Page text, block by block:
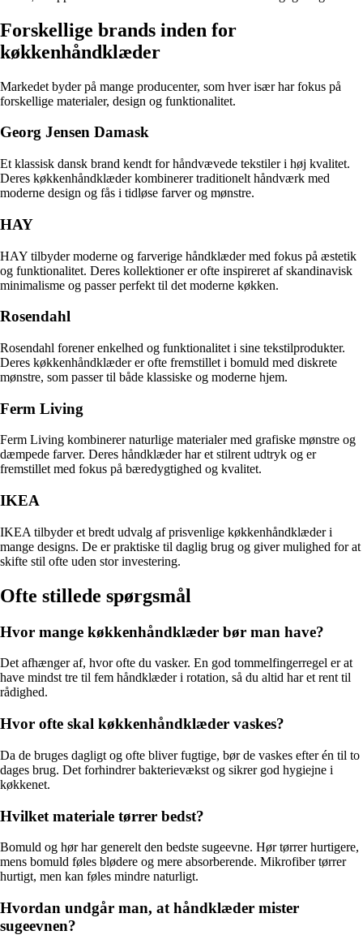
Forskellige brands inden for
køkkenhåndklæder
Markedet byder på mange producenter, som hver især har fokus på
forskellige materialer, design og funktionalitet.
Georg Jensen Damask
Et klassisk dansk brand kendt for håndvævede tekstiler i høj kvalitet.
Deres køkkenhåndklæder kombinerer traditionelt håndværk med
moderne design og fås i tidløse farver og mønstre.
HAY
HAY tilbyder moderne og farverige håndklæder med fokus på æstetik
og funktionalitet. Deres kollektioner er ofte inspireret af skandinavisk
minimalisme og passer perfekt til det moderne køkken.
Rosendahl
Rosendahl forener enkelhed og funktionalitet i sine tekstilprodukter.
Deres køkkenhåndklæder er ofte fremstillet i bomuld med diskrete
mønstre, som passer til både klassiske og moderne hjem.
Ferm Living
Ferm Living kombinerer naturlige materialer med grafiske mønstre og
dæmpede farver. Deres håndklæder har et stilrent udtryk og er
fremstillet med fokus på bæredygtighed og kvalitet.
IKEA
IKEA tilbyder et bredt udvalg af prisvenlige køkkenhåndklæder i
mange designs. De er praktiske til daglig brug og giver mulighed for at
skifte stil ofte uden stor investering.
Ofte stillede spørgsmål
Hvor mange køkkenhåndklæder bør man have?
Det afhænger af, hvor ofte du vasker. En god tommelfingerregel er at
have mindst tre til fem håndklæder i rotation, så du altid har et rent til
rådighed.
Hvor ofte skal køkkenhåndklæder vaskes?
Da de bruges dagligt og ofte bliver fugtige, bør de vaskes efter én til to
dages brug. Det forhindrer bakterievækst og sikrer god hygiejne i
køkkenet.
Hvilket materiale tørrer bedst?
Bomuld og hør har generelt den bedste sugeevne. Hør tørrer hurtigere,
mens bomuld føles blødere og mere absorberende. Mikrofiber tørrer
hurtigt, men kan føles mindre naturligt.
Hvordan undgår man, at håndklæder mister
sugeevnen?